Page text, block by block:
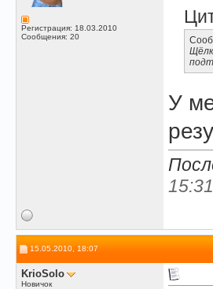
Регистрация: 18.03.2010
Сообщения: 20
У
15:31
15.05.2010, 18:07
KrioSolo
Новичок